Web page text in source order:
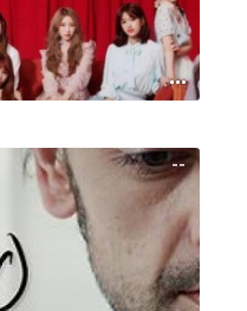
--